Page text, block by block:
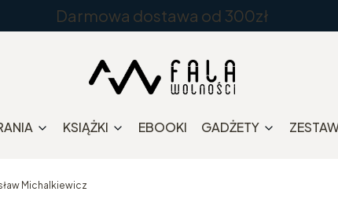
Darmowa dostawa od 300zł
KSIĄŻKI EBOOKI GADŻETY
Michalkiewicz